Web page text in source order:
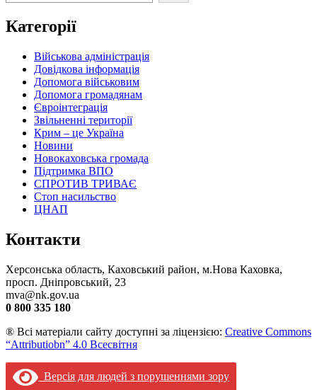
Категорії
Військова адміністрація
Довідкова інформація
Допомога військовим
Допомога громадянам
Євроінтеграція
Звільненні території
Крим – це Україна
Новини
Новокаховська громада
Підтримка ВПО
СПРОТИВ ТРИВАЄ
Стоп насильство
ЦНАП
Контакти
Херсонська область, Каховський район, м.Нова Каховка,
просп. Дніпровський, 23
mva@nk.gov.ua
0 800 335 180
® Всі матеріали сайту доступні за ліцензією: Creative Commons
“Attributiobn” 4.0 Всесвітня
Версія для людей з порушеннями зору